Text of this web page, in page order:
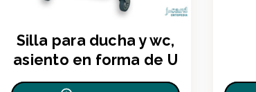
Silla para ducha y wc,
asiento en forma de U